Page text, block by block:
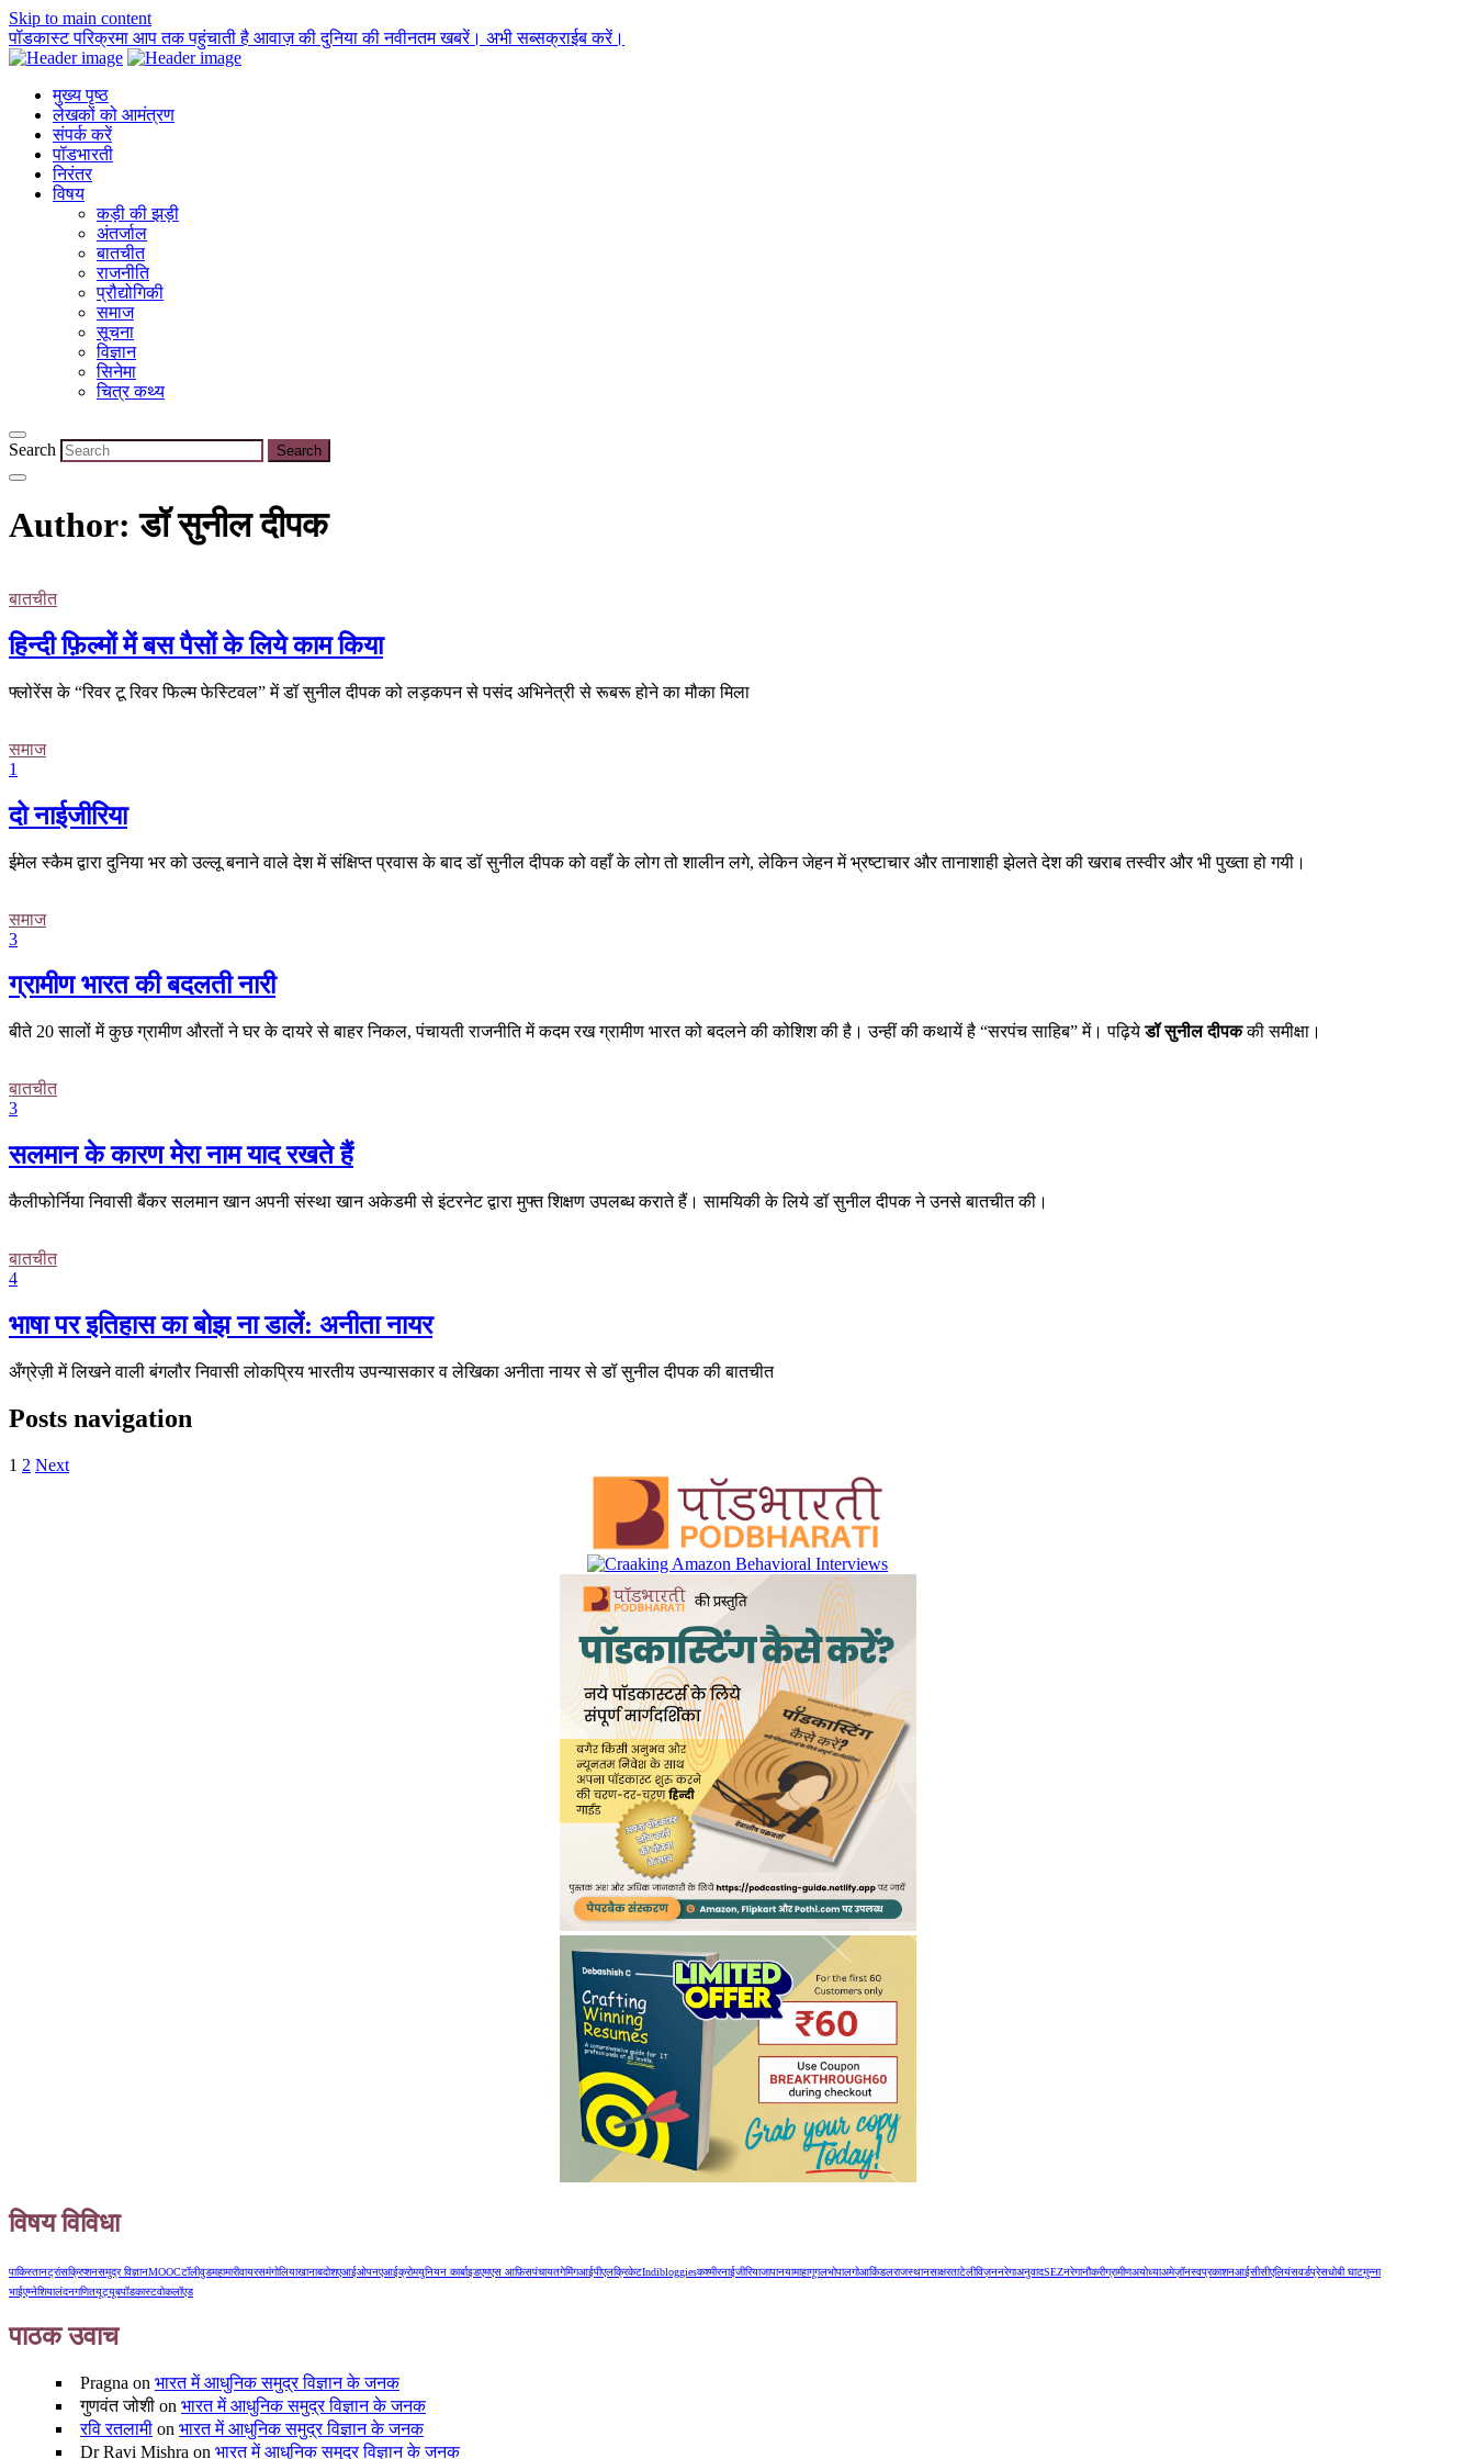
Skip to main content
पॉडकास्ट परिक्रमा आप तक पहुंचाती है आवाज़ की दुनिया की नवीनतम खबरें। अभी सब्सक्राईब करें।
मुख्य पृष्ठ
लेखकों को आमंत्रण
संपर्क करें
पॉडभारती
निरंतर
विषय
कड़ी की झड़ी
अंतर्जाल
बातचीत
राजनीति
प्रौद्योगिकी
समाज
सूचना
विज्ञान
सिनेमा
चित्र कथ्य
Search
Author:डॉ सुनील दीपक
बातचीत
हिन्दी फ़िल्मों में बस पैसों के लिये काम किया
फ्लोरेंस के “रिवर टू रिवर फिल्म फेस्टिवल” में डॉ सुनील दीपक को लड़कपन से पसंद अभिनेत्री से रूबरू होने का मौका मिला
समाज
1
दो नाईजीरिया
ईमेल स्कैम द्वारा दुनिया भर को उल्लू बनाने वाले देश में संक्षिप्त प्रवास के बाद डॉ सुनील दीपक को वहाँ के लोग तो शालीन लगे, लेकिन जेहन में भ्रष्टाचार और तानाशाही झेलते देश की खराब तस्वीर और भी पुख्ता हो गयी।
समाज
3
ग्रामीण भारत की बदलती नारी
बीते 20 सालों में कुछ ग्रामीण औरतों ने घर के दायरे से बाहर निकल, पंचायती राजनीति में कदम रख ग्रामीण भारत को बदलने की कोशिश की है। उन्हीं की कथायें है “सरपंच साहिब” में। पढ़ियेडॉ सुनील दीपककी समीक्षा।
बातचीत
3
सलमान के कारण मेरा नाम याद रखते हैं
कैलीफोर्निया निवासी बैंकर सलमान खान अपनी संस्था खान अकेडमी से इंटरनेट द्वारा मुफ्त शिक्षण उपलब्ध कराते हैं। सामयिकी के लिये डॉ सुनील दीपक ने उनसे बातचीत की।
बातचीत
4
भाषा पर इतिहास का बोझ ना डालें: अनीता नायर
अँग्रेज़ी में लिखने वाली बंगलौर निवासी लोकप्रिय भारतीय उपन्यासकार व लेखिका अनीता नायर से डॉ सुनील दीपक की बातचीत
Posts navigation
1 2 Next
विषय विविधा
पाकिस्तानट्रांसक्रिप्शनसमुद्र विज्ञानMOOCटॉलीवुडमहामारीवायरसमंगोलियाखानाबदोशएआईओपनएआईक्रोमयुनियन कार्बाइडएमएस आफ़िसपंचायतगेमिंगआईपीएलक्रिकेटIndibloggiesकश्मीरनाईजीरियाजापानयामाहागूगलभोपालगोआकिंडलराजस्थानसाक्षरताटेलीविज़ननरेगाअनुवादSEZनरेगानौकरीग्रामीणअयोध्याअमेज़ॉनस्वप्रकाशनआईसीसीएलियंसवर्डप्रेसधोबी घाटमुन्ना
भाईएम्नेशियालंदनगणितयूट्यूबपॉडकास्टवोकलॉएड
पाठक उवाच
Pragna on भारत में आधुनिक समुद्र विज्ञान के जनक
गुणवंत जोशी on भारत में आधुनिक समुद्र विज्ञान के जनक
रवि रतलामी on भारत में आधुनिक समुद्र विज्ञान के जनक
Dr Ravi Mishra on भारत में आधुनिक समुद्र विज्ञान के जनक